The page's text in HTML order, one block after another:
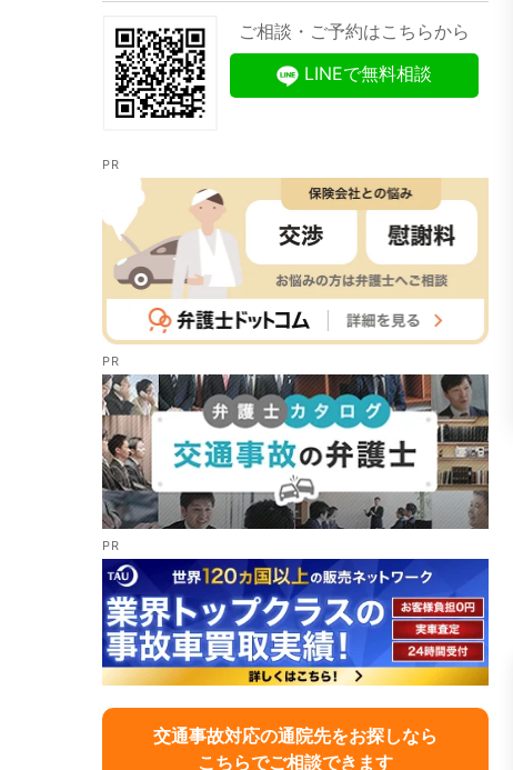
ご相談・ご予約はこちらから
LINEで無料相談
交通事故対応の通院先をお探しなら
こちらでご相談できます